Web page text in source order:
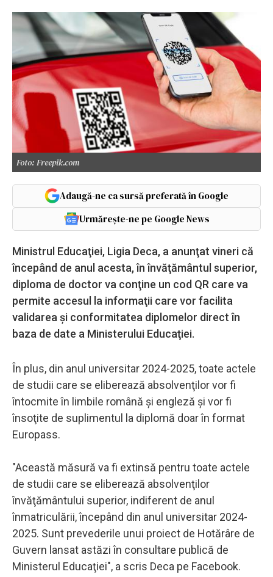
Foto: Freepik.com
Adaugă-ne ca sursă preferată în Google
Urmărește-ne pe Google News
Ministrul Educaţiei, Ligia Deca, a anunţat vineri că
începând de anul acesta, în învăţământul superior,
diploma de doctor va conţine un cod QR care va
permite accesul la informaţii care vor facilita
validarea şi conformitatea diplomelor direct în
baza de date a Ministerului Educaţiei.
În plus, din anul universitar 2024-2025, toate actele
de studii care se eliberează absolvenţilor vor fi
întocmite în limbile română şi engleză şi vor fi
însoţite de suplimentul la diplomă doar în format
Europass.
"Această măsură va fi extinsă pentru toate actele
de studii care se eliberează absolvenţilor
învăţământului superior, indiferent de anul
înmatriculării, începând din anul universitar 2024-
2025. Sunt prevederile unui proiect de Hotărâre de
Guvern lansat astăzi în consultare publică de
Ministerul Educaţiei", a scris Deca pe Facebook.